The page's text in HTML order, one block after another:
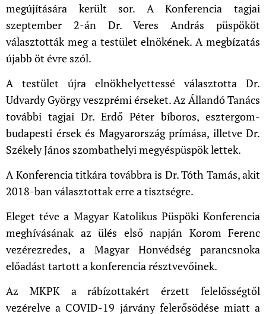
megújítására került sor. A Konferencia tagjai
szeptember 2-án Dr. Veres András püspököt
választották meg a testület elnökének. A megbízatás
újabb öt évre szól.
A testület újra elnökhelyettessé választotta Dr.
Udvardy György veszprémi érseket. Az Állandó Tanács
további tagjai Dr. Erdő Péter bíboros, esztergom-
budapesti érsek és Magyarország prímása, illetve Dr.
Székely János szombathelyi megyéspüspök lettek.
A Konferencia titkára továbbra is Dr. Tóth Tamás, akit
2018-ban választottak erre a tisztségre.
Eleget téve a Magyar Katolikus Püspöki Konferencia
meghívásának az ülés első napján Korom Ferenc
vezérezredes, a Magyar Honvédség parancsnoka
előadást tartott a konferencia résztvevőinek.
Az MKPK a rábízottakért érzett felelősségtől
vezérelve a COVID-19 járvány felerősödése miatt a